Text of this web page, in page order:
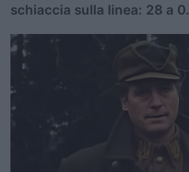
schiaccia sulla linea: 28 a 0.